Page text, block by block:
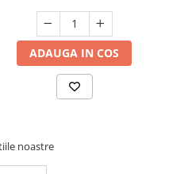
ADAUGA IN COS
noastre